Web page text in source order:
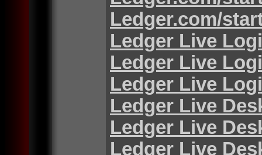
Ledger.com/
Ledger Live
Ledger Live
Ledger Live
Ledger Live
Ledger Live
Ledger Live